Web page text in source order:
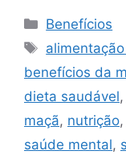
Categories
Benefícios
Tags
benefícios da
dieta saudável,
maçã, nutrição,
saúde mental,